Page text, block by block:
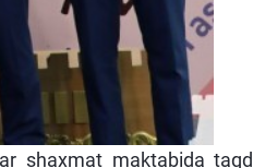
shaxmat maktabida